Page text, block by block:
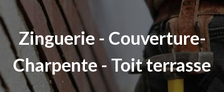
Zinguerie - Couverture-
Charpente - Toit terrasse